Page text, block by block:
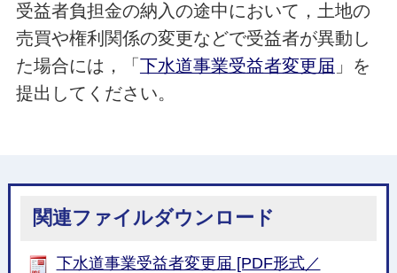
受益者負担金の納入の途中において，土地の
売買や権利関係の変更などで受益者が異動し
た場合には，「 下水道事業受益者変更届 」を
提出してください。
関連ファイルダウンロード
下水道事業受益者変更届 [PDF形式／